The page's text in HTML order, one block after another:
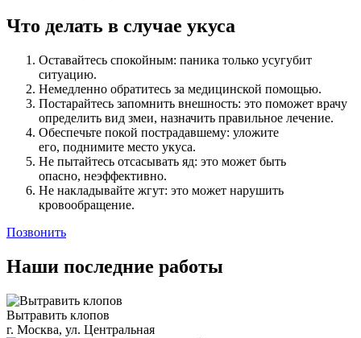
Что делать в случае укуса
Оставайтесь спокойным: паника только усугубит
ситуацию.
Немедленно обратитесь за медицинской помощью.
Постарайтесь запомнить внешность: это поможет врачу
определить вид змеи, назначить правильное лечение.
Обеспечьте покой пострадавшему: уложите
его, поднимите место укуса.
Не пытайтесь отсасывать яд: это может быть
опасно, неэффективно.
Не накладывайте жгут: это может нарушить
кровообращение.
Позвонить
Наши последние работы
Вытравить клопов
г. Москва, ул. Центральная